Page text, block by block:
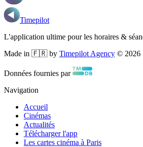
Timepilot
L'application ultime pour les horaires &
Made in 🇫🇷 by Timepilot Agency © 2026
Données fournies par
Navigation
Accueil
Cinémas
Actualités
Télécharger l'app
Les cartes cinéma à Paris